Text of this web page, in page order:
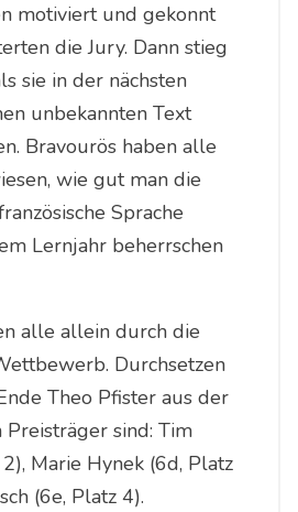
motiviert und gekonnt
die Jury. Dann stieg
sie in der nächsten
unbekannten Text
Bravourös haben alle
wie gut man die
Sprache
Lernjahr beherrschen
alle allein durch die
Durchsetzen
Theo Pfister aus der
sind: Tim
Marie Hynek (6d, Platz
(6e, Platz 4).